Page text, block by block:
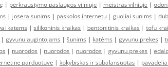
| perkraustymo paslaugos vilniuje | meistras vilniuje |
| josera sunims | paskolos internetu | guoliai sunims |
katems | silikoninis kraikas | bentonitinis kraikas | tofu
| gyvunu augintojams | šunims | katėms | gyvunu prekes |
| nuorodos | nuorodos | nuorodos | gyvunu prekes |
parduotuve | kokybiskas ir subalansuotas |